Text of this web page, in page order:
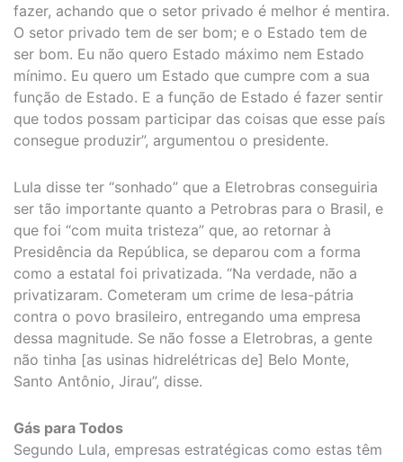
fazer, achando que o setor privado é melhor é mentira.
O setor privado tem de ser bom; e o Estado tem de
ser bom. Eu não quero Estado máximo nem Estado
mínimo. Eu quero um Estado que cumpre com a sua
função de Estado. E a função de Estado é fazer sentir
que todos possam participar das coisas que esse país
consegue produzir”, argumentou o presidente.
Lula disse ter “sonhado” que a Eletrobras conseguiria
ser tão importante quanto a Petrobras para o Brasil, e
que foi “com muita tristeza” que, ao retornar à
Presidência da República, se deparou com a forma
como a estatal foi privatizada. “Na verdade, não a
privatizaram. Cometeram um crime de lesa-pátria
contra o povo brasileiro, entregando uma empresa
dessa magnitude. Se não fosse a Eletrobras, a gente
não tinha [as usinas hidrelétricas de] Belo Monte,
Santo Antônio, Jirau”, disse.
Gás para Todos
Segundo Lula, empresas estratégicas como estas têm